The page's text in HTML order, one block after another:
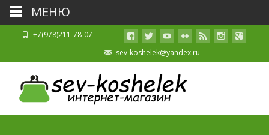
+7(978)211-78-07
sev-koshelek@yandex.ru
МЕНЮ